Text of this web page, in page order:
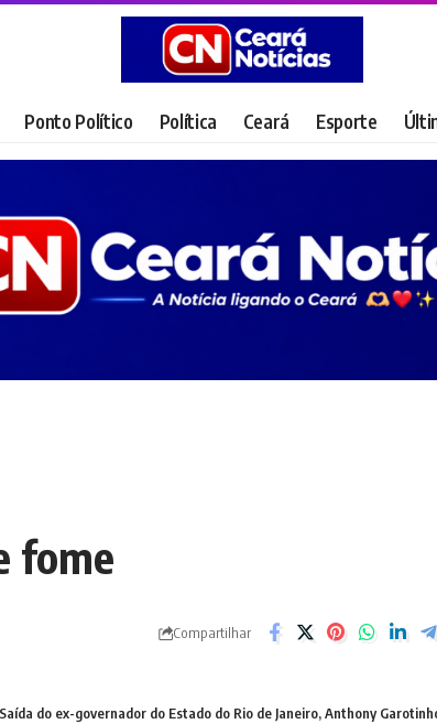
Ponto Político Política Ceará Esporte
fome
Compartilhar
Saída do ex-governador do Estado do Rio de Janeiro, Anthony